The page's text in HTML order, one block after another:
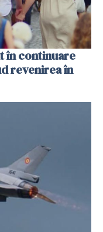
în continuare
revenirea în